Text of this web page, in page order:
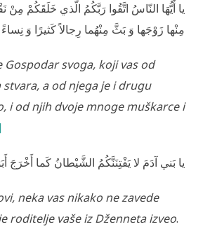
يا أَيُّهَا النّاسُ اتَّقُوا رَبَّكُمُ الَّذي خَلَقَكُمْ
مِنْها زَوْجَها وَ بَثَّ مِنْهُما رِجالاً كَثيرًا وَ نِساءً
Gospodar svoga, koji vas od
a od njega je i drugu
i od njih dvoje mnoge muškarce i
يا بَني آدَمَ لا يَفْتِنَنَّكُمُ الشَّيْطانُ كَما أَخْرَجَ
neka vas nikako ne zavede
roditelje vaše iz Dž‍enneta izveo.